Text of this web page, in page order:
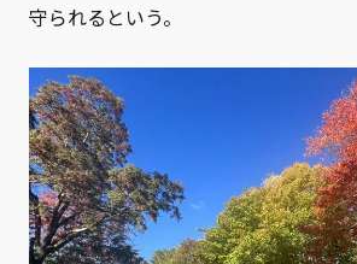
守られるという。